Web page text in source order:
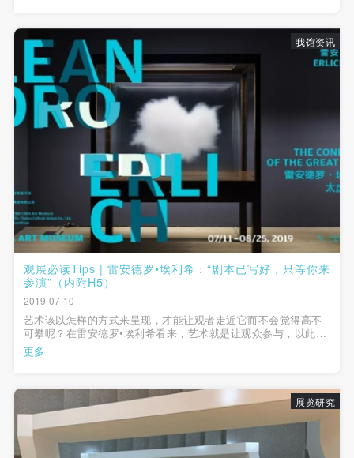
我馆资讯
观展必读Tips | 雷安德罗•埃利希：“剧本已写好，只等你来
参演”（内附H5）
2019-07-10
艺术该以怎样的方式来呈现，才能让观者走近它而不会觉得高不
可攀呢？在雷安德罗•埃利希看来，艺术就是让观众参与，以此让
人们“理解”和“感受”。雷安作品中表象与内涵的融合，使幻境与现
实并置、交错，充满了视觉和感官上的刺激，那看似蒙太奇般的
更多
展览研究